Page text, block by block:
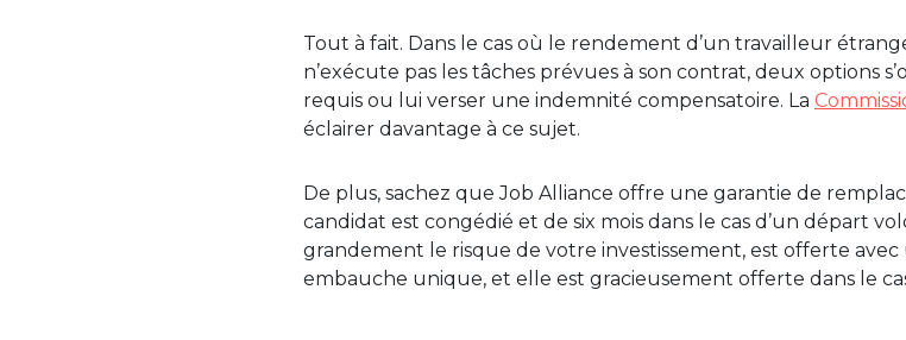
Tout à fait. Dans le cas où le rendement d’un travailleur
n’exécute pas les tâches prévues à son contrat, deux options
requis ou lui verser une indemnité compensatoire. La
éclairer davantage à ce sujet.
De plus, sachez que Job Alliance offre une garantie de
candidat est congédié et de six mois dans le cas d’un départ
grandement le risque de votre investissement, est offerte
embauche unique, et elle est gracieusement offerte dans le